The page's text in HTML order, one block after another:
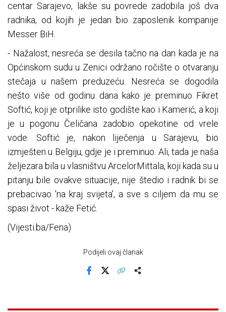
centar Sarajevo, lakše su povrede zadobila još dva
radnika, od kojih je jedan bio zaposlenik kompanije
Messer BiH.
- Nažalost, nesreća se desila tačno na dan kada je na
Općinskom sudu u Zenici održano ročište o otvaranju
stečaja u našem preduzeću. Nesreća se dogodila
nešto više od godinu dana kako je preminuo Fikret
Softić, koji je otprilike isto godište kao i Kamerić, a koji
je u pogonu Čeličana zadobio opekotine od vrele
vode. Softić je, nakon liječenja u Sarajevu, bio
izmješten u Belgiju, gdje je i preminuo. Ali, tada je naša
željezara bila u vlasništvu ArcelorMittala, koji kada su u
pitanju bile ovakve situacije, nije štedio i radnik bi se
prebacivao 'na kraj svijeta', a sve s ciljem da mu se
spasi život - kaže Fetić.
(Vijesti.ba/Fena)
Podijeli ovaj članak